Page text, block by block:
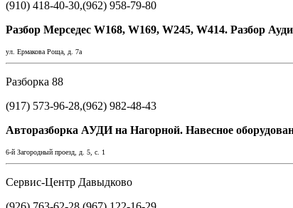
(910) 418-40-30,(962) 958-79-80
Разбор Мерседес W168, W169, W245, W414. Разбор
ул. Ермакова Роща, д. 7а
Разборка 88
(917) 573-96-28,(962) 982-48-43
Авторазборка АУДИ на Нагорной. Навесное
6-й Загородный проезд, д. 5, с. 1
Сервис-Центр Давыдково